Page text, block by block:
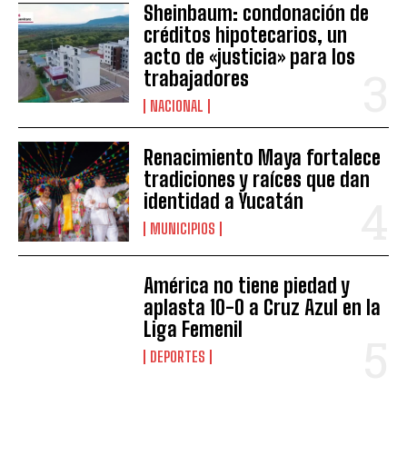
Sheinbaum: condonación de
créditos hipotecarios, un
acto de «justicia» para los
trabajadores
NACIONAL
Renacimiento Maya fortalece
tradiciones y raíces que dan
identidad a Yucatán
MUNICIPIOS
América no tiene piedad y
aplasta 10-0 a Cruz Azul en la
Liga Femenil
DEPORTES